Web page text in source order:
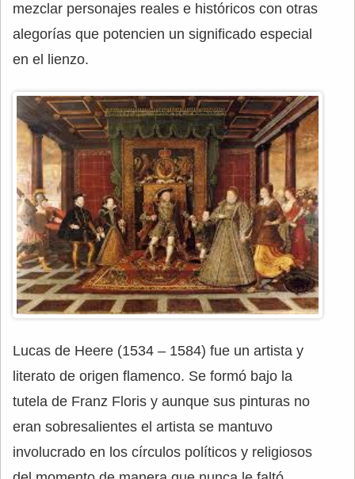
mezclar personajes reales e históricos con otras
alegorías que potencien un significado especial
en el lienzo.
Lucas de Heere (1534 – 1584) fue un artista y
literato de origen flamenco. Se formó bajo la
tutela de Franz Floris y aunque sus pinturas no
eran sobresalientes el artista se mantuvo
involucrado en los círculos políticos y religiosos